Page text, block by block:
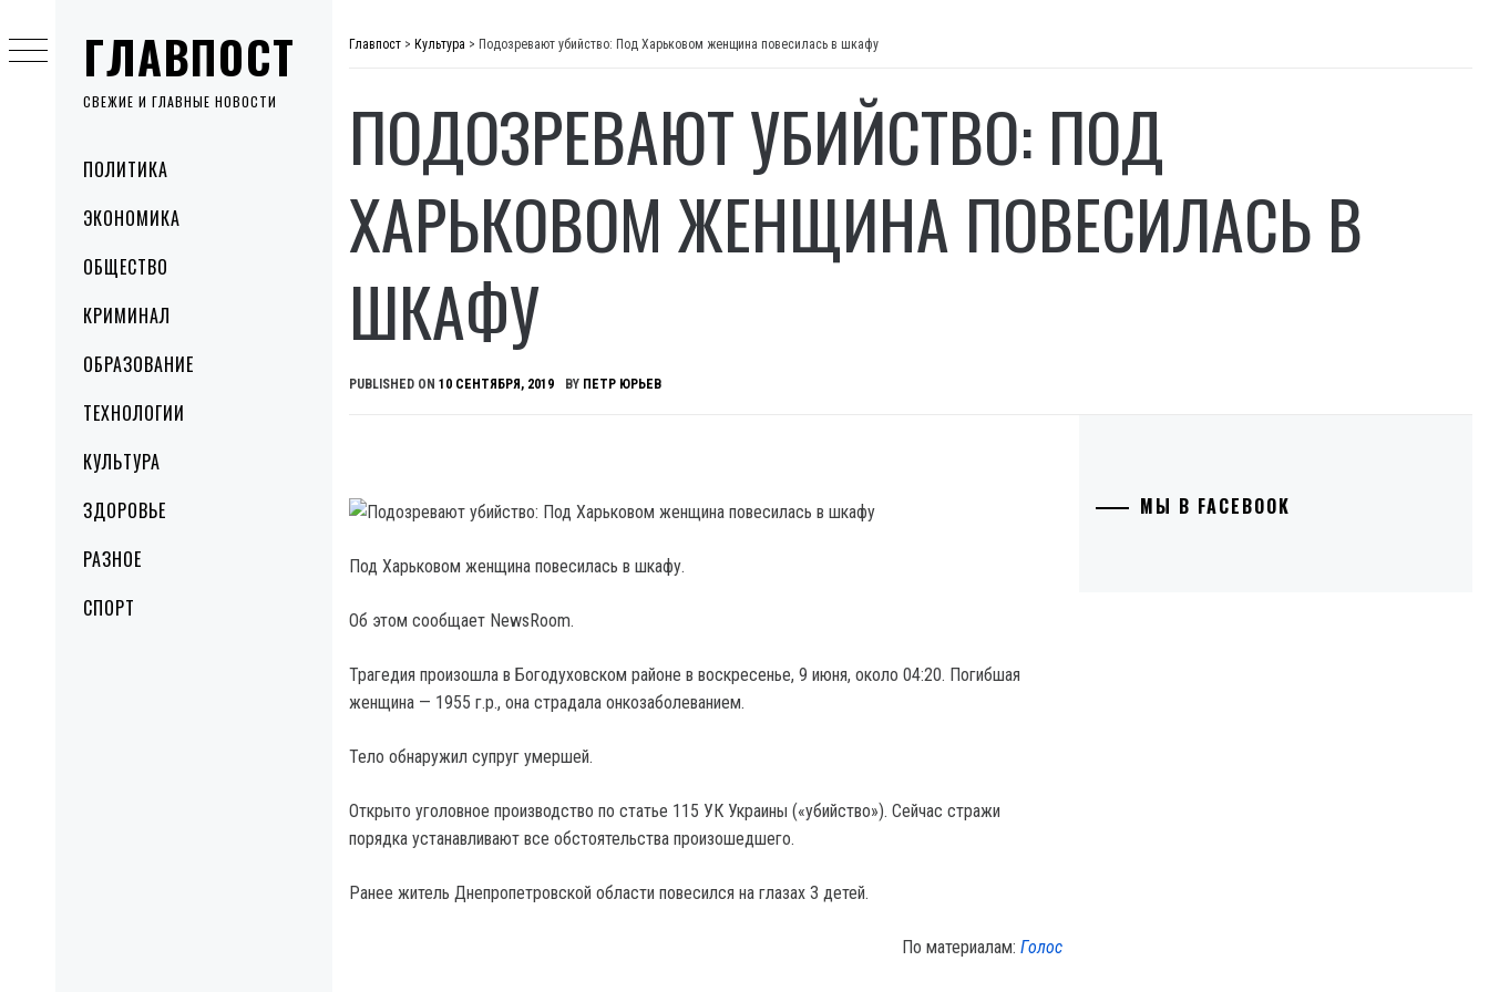
ГЛАВПОСТ
СВЕЖИЕ И ГЛАВНЫЕ НОВОСТИ
MenuПОЛИТИКА
ЭКОНОМИКА
ОБЩЕСТВО
КРИМИНАЛ
ОБРАЗОВАНИЕ
ТЕХНОЛОГИИ
КУЛЬТУРА
ЗДОРОВЬЕ
РАЗНОЕ
СПОРТ
to
content
Главпост > Культура > Подозревают убийство: Под Харьковом женщина повесилась в шкафу
ПОДОЗРЕВАЮТ УБИЙСТВО: ПОД
ХАРЬКОВОМ ЖЕНЩИНА ПОВЕСИЛАСЬ В
ШКАФУ
PUBLISHED ON 10 СЕНТЯБРЯ, 2019 BY ПЕТР ЮРЬЕВ
Под Харьковом женщина повесилась в шкафу.
Об этом сообщает NewsRoom.
Трагедия произошла в Богодуховском районе в воскресенье, 9 июня, около 04:20. Погибшая
женщина — 1955 г.р., она страдала онкозаболеванием.
Тело обнаружил супруг умершей.
Открыто уголовное производство по статье 115 УК Украины («убийство»). Сейчас стражи
порядка устанавливают все обстоятельства произошедшего.
Ранее житель Днепропетровской области повесился на глазах 3 детей.
По материалам:Голос
МЫ В FACEBOOK